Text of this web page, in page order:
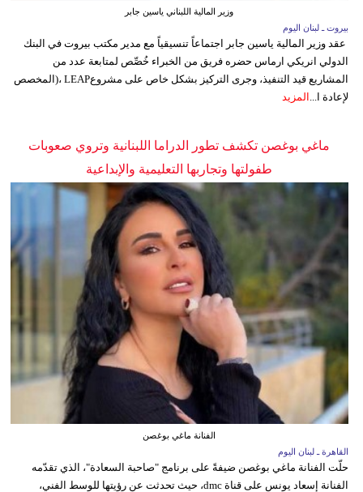
وزير المالية اللبناني ياسين جابر
بيروت ـ لبنان اليوم
عقد وزير المالية ياسين جابر اجتماعاً تنسيقياً مع مدير مكتب بيروت في البنك
الدولي انريكي ارماس حضره فريق من الخبراء خُصِّص لمتابعة عدد من
المشاريع قيد التنفيذ، وجرى التركيز بشكل خاص على مشروعLEAP ،(المخصص
لإعادة ا... المزيد
ماغي بوغصن تكشف تطور الدراما اللبنانية وتروي صعوبات
طفولتها وتجاربها التعليمية والإبداعية
الفنانة ماغي بوغصن
القاهرة ـ لبنان اليوم
حلّت الفنانة ماغي بوغصن ضيفةً على برنامج "صاحبة السعادة"، الذي تقدّمه
الفنانة إسعاد يونس على قناة dmc، حيث تحدثت عن رؤيتها للوسط الفني،